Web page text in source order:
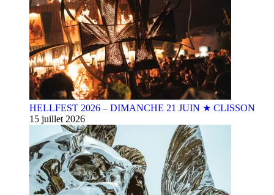
HELLFEST 2026 – DIMANCHE 21 JUIN ★ CLISSON
15 juillet 2026